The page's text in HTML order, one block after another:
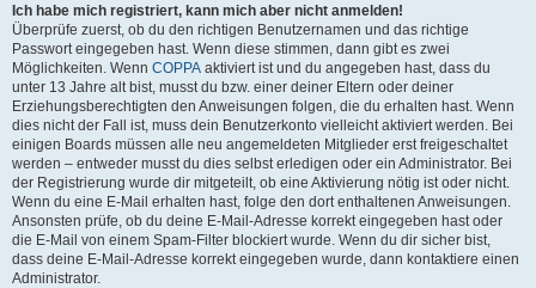
Ich habe mich registriert, kann mich aber nicht anmelden!
Überprüfe zuerst, ob du den richtigen Benutzernamen und das richtige
Passwort eingegeben hast. Wenn diese stimmen, dann gibt es zwei
Möglichkeiten. Wenn COPPA aktiviert ist und du angegeben hast, dass du
unter 13 Jahre alt bist, musst du bzw. einer deiner Eltern oder deiner
Erziehungsberechtigten den Anweisungen folgen, die du erhalten hast. Wenn
dies nicht der Fall ist, muss dein Benutzerkonto vielleicht aktiviert werden. Bei
einigen Boards müssen alle neu angemeldeten Mitglieder erst freigeschaltet
werden – entweder musst du dies selbst erledigen oder ein Administrator. Bei
der Registrierung wurde dir mitgeteilt, ob eine Aktivierung nötig ist oder nicht.
Wenn du eine E-Mail erhalten hast, folge den dort enthaltenen Anweisungen.
Ansonsten prüfe, ob du deine E-Mail-Adresse korrekt eingegeben hast oder
die E-Mail von einem Spam-Filter blockiert wurde. Wenn du dir sicher bist,
dass deine E-Mail-Adresse korrekt eingegeben wurde, dann kontaktiere einen
Administrator.